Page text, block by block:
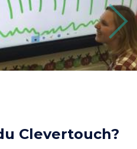
Next
Clevertouch?